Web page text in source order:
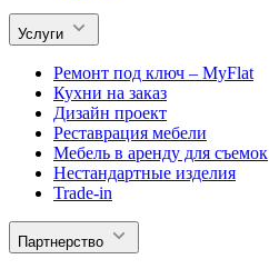
Услуги
Ремонт под ключ – MyFlat
Кухни на заказ
Дизайн проект
Реставрация мебели
Мебель в аренду для съемок
Нестандартные изделия
Trade-in
Партнерство